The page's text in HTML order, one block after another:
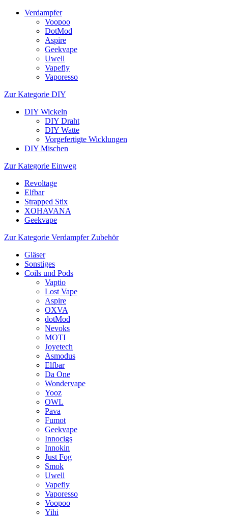
Verdampfer
Voopoo
DotMod
Aspire
Geekvape
Uwell
Vapefly
Vaporesso
Zur Kategorie DIY
DIY Wickeln
DIY Draht
DIY Watte
Vorgefertigte Wicklungen
DIY Mischen
Zur Kategorie Einweg
Revoltage
Elfbar
Strapped Stix
XOHAVANA
Geekvape
Zur Kategorie Verdampfer Zubehör
Gläser
Sonstiges
Coils und Pods
Vaptio
Lost Vape
Aspire
OXVA
dotMod
Nevoks
MOTI
Joyetech
Asmodus
Elfbar
Da One
Wondervape
Yooz
OWL
Pava
Fumot
Geekvape
Innocigs
Innokin
Just Fog
Smok
Uwell
Vapefly
Vaporesso
Voopoo
Yihi